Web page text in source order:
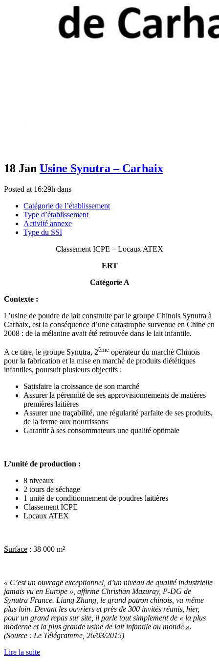
18 Jan Usine Synutra – Carhaix
Posted at 16:29h dans
Catégorie de l’établissement
Type d’établissement
Activité annexe
Type du SSI
Classement ICPE – Locaux ATEX
ERT
Catégorie A
Contexte :
L’usine de poudre de lait construite par le groupe Chinois Synutra à
Carhaix, est la conséquence d’une catastrophe survenue en Chine en
2008 : de la mélanine avait été retrouvée dans le lait infantile.
A ce titre, le groupe Synutra, 2ème opérateur du marché Chinois
pour la fabrication et la mise en marché de produits diététiques
infantiles, poursuit plusieurs objectifs :
Satisfaire la croissance de son marché
Assurer la pérennité de ses approvisionnements de matières
premières laitières
Assurer une traçabilité, une régularité parfaite de ses produits,
de la ferme aux nourrissons
Garantir à ses consommateurs une qualité optimale
L’unité de production :
8 niveaux
2 tours de séchage
1 unité de conditionnement de poudres laitières
Classement ICPE
Locaux ATEX
Surface : 38 000 m²
« C’est un ouvrage exceptionnel, d’un niveau de qualité industrielle
jamais vu en Europe », affirme Christian Mazuray, P-DG de
Synutra France. Liang Zhang, le grand patron chinois, va même
plus loin. Devant les ouvriers et près de 300 invités réunis, hier,
pour un grand repas sur site, il parle tout simplement de « la plus
moderne et la plus grande usine de lait infantile au monde ».
(Source : Le Télégramme, 26/03/2015)
Lire la suite